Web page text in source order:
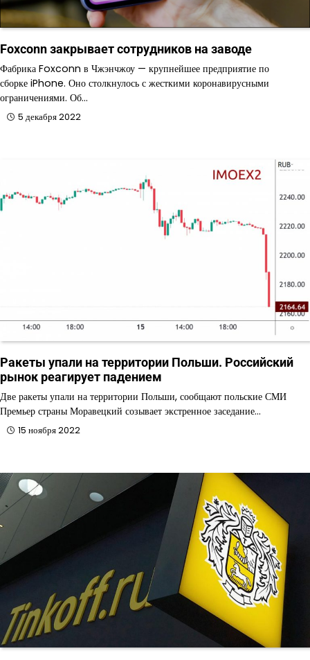
Foxconn закрывает сотрудников на заводе
Фабрика Foxconn в Чжэнчжоу — крупнейшее предприятие по
сборке iPhone. Оно столкнулось с жесткими коронавирусными
ограничениями. Об…
5 декабря 2022
Ракеты упали на территории Польши. Российский
рынок реагирует падением
Две ракеты упали на территории Польши, сообщают польские СМИ
Премьер страны Моравецкий созывает экстренное заседание…
15 ноября 2022